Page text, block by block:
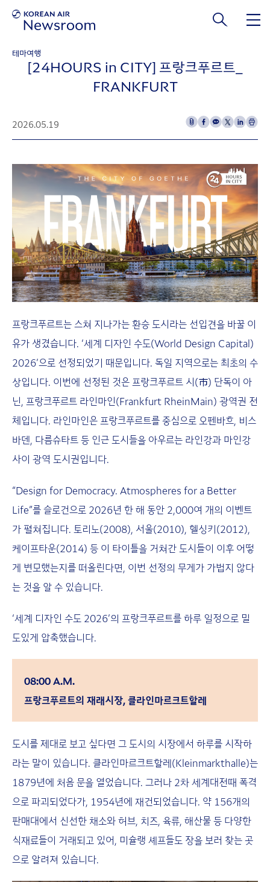
테마여행
[24HOURS in CITY] 프랑크푸르트_
FRANKFURT
2026.05.19
프랑크푸르트는 스쳐 지나가는 환승 도시라는 선입견을 바꿀 이
유가 생겼습니다. ‘세계 디자인 수도(World Design Capital)
2026’으로 선정되었기 때문입니다. 독일 지역으로는 최초의 수
상입니다. 이번에 선정된 것은 프랑크푸르트 시(市) 단독이 아
닌, 프랑크푸르트 라인마인(Frankfurt RheinMain) 광역권 전
체입니다. 라인마인은 프랑크푸르트를 중심으로 오펜바흐, 비스
바덴, 다름슈타트 등 인근 도시들을 아우르는 라인강과 마인강
사이 광역 도시권입니다.
“Design for Democracy. Atmospheres for a Better
Life”를 슬로건으로 2026년 한 해 동안 2,000여 개의 이벤트
가 펼쳐집니다. 토리노(2008), 서울(2010), 헬싱키(2012),
케이프타운(2014) 등 이 타이틀을 거쳐간 도시들이 이후 어떻
게 변모했는지를 떠올린다면, 이번 선정의 무게가 가볍지 않다
는 것을 알 수 있습니다.
‘세계 디자인 수도 2026’의 프랑크푸르트를 하루 일정으로 밀
도있게 압축했습니다.
08:00 A.M.
프랑크푸르트의 재래시장, 클라인마르크트할레
도시를 제대로 보고 싶다면 그 도시의 시장에서 하루를 시작하
라는 말이 있습니다. 클라인마르크트할레(Kleinmarkthalle)는
1879년에 처음 문을 열었습니다. 그러나 2차 세계대전때 폭격
으로 파괴되었다가, 1954년에 재건되었습니다. 약 156개의
판매대에서 신선한 채소와 허브, 치즈, 육류, 해산물 등 다양한
식재료들이 거래되고 있어, 미슐랭 셰프들도 장을 보러 찾는 곳
으로 알려져 있습니다.